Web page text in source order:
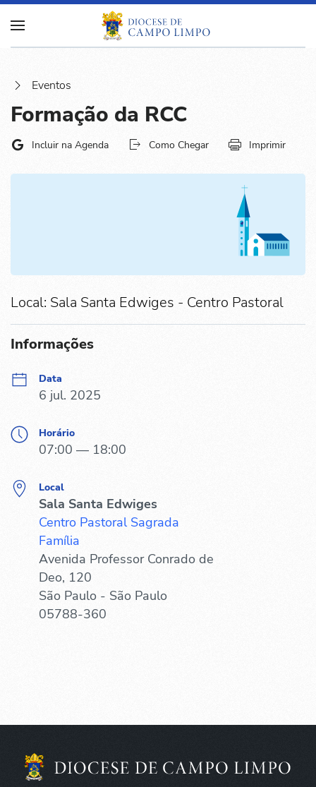
Eventos
Formação da RCC
Incluir na Agenda Como Chegar Imprimir
Local: Sala Santa Edwiges - Centro Pastoral
Informações
Data
6 jul. 2025
Horário
07:00 — 18:00
Local
Sala Santa Edwiges
Centro Pastoral Sagrada
Família
Avenida Professor Conrado de
Deo, 120
São Paulo - São Paulo
05788-360